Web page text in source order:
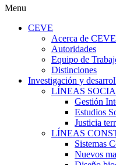
Menu
CEVE
Acerca de CEVE
Autoridades
Equipo de
Distinciones
Investigación y
LÍNEAS
Gestión
Estudios
Justicia
LÍNEAS
Sistemas
Nuevos